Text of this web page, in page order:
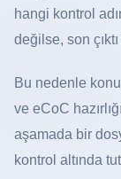
hangi kontrol
değilse, son
Bu nedenle
ve eCoC
aşamada bir
kontrol altında